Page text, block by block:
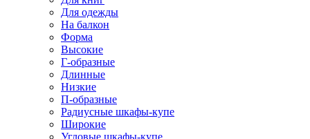
Для одежды
На балкон
Форма
Высокие
Г-образные
Длинные
Низкие
П-образные
Радиусные шкафы-купе
Широкие
Угловые шкафы-купе